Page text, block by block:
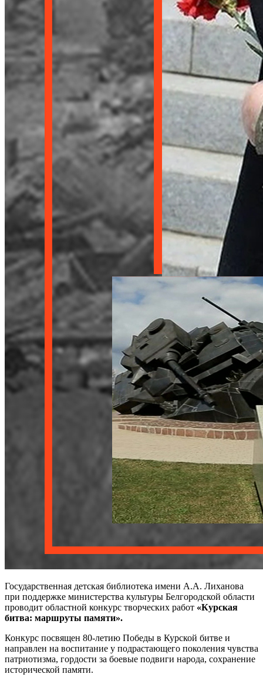
Государственная детская библиотека имени А.А. Лиханова
при поддержке министерства культуры Белгородской области
проводит областной конкурс творческих работ «Курская
битва: маршруты памяти».
Конкурс посвящен 80-летию Победы в Курской битве и
направлен на воспитание у подрастающего поколения чувства
патриотизма, гордости за боевые подвиги народа, сохранение
исторической памяти.